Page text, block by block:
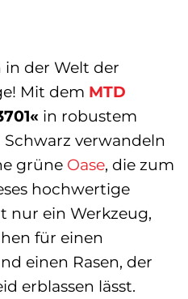
der Welt der
Mit dem MTD
in robustem
verwandeln
grüne Oase, die zum
hochwertige
nur ein Werkzeug,
für einen
einen Rasen, der
erblassen lässt.